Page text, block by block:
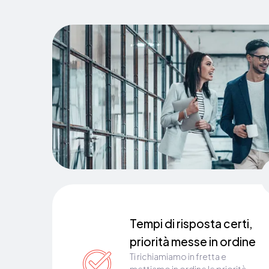
Tempi di risposta certi,
priorità messe in ordine
Ti richiamiamo in fretta e